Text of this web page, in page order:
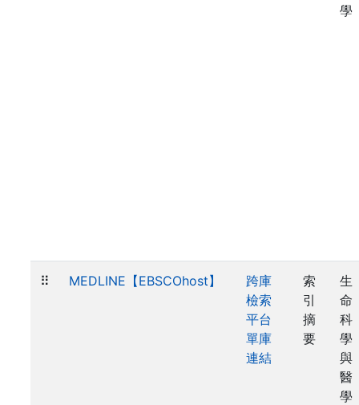
學
⠿ MEDLINE【EBSCOhost】
跨庫
檢索
平台
單庫
連結
索
引
摘
要
生
命
科
學
與
醫
學